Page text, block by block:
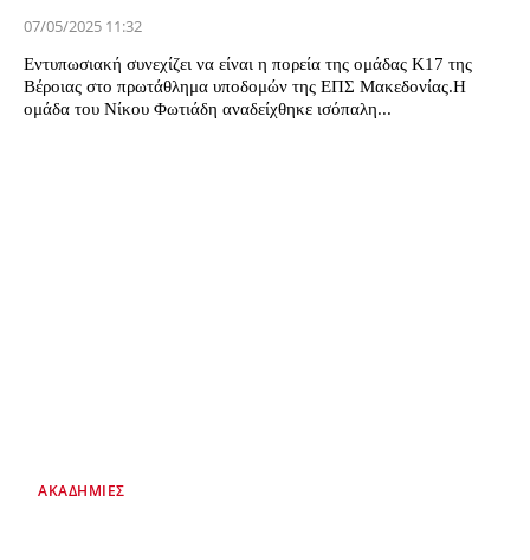
07/05/2025 11:32
Εντυπωσιακή συνεχίζει να είναι η πορεία της ομάδας Κ17 της
Βέροιας στο πρωτάθλημα υποδομών της ΕΠΣ Μακεδονίας.Η
ομάδα του Νίκου Φωτιάδη αναδείχθηκε ισόπαλη...
ΑΚΑΔΗΜΊΕΣ